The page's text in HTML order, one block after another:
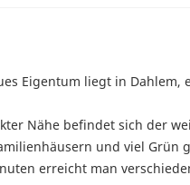
Eigentum liegt in Dahlem,
Nähe befindet sich der
und viel Grün
erreicht man